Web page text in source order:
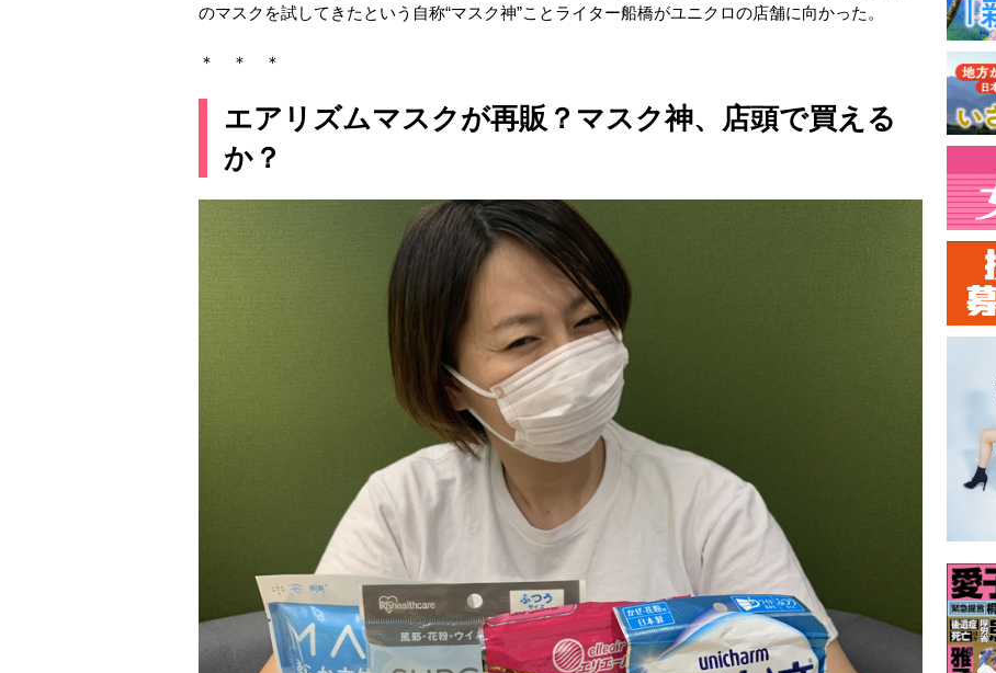
のマスクを試してきたという自称“マスク神”ことライター船橋がユニクロの店舗に向かった。
＊ ＊ ＊
エアリズムマスクが再販？マスク神、店頭で買える
か？